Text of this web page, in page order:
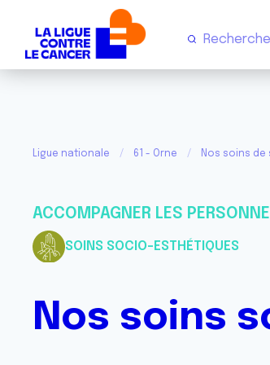
Ligue nationale 61 - Orne Nos soins
ACCOMPAGNER LES
SOINS SOCIO-ESTHÉTIQUES
Nos soins